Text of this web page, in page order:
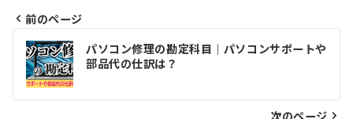
投
稿
ナ
前のページ
パソコン修理の勘定科目｜パソコンサポートや
部品代の仕訳は？